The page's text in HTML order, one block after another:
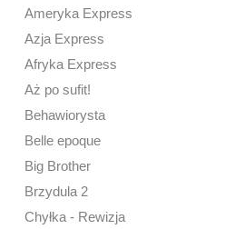
Ameryka Express
Azja Express
Afryka Express
Aż po sufit!
Behawiorysta
Belle epoque
Big Brother
Brzydula 2
Chyłka - Rewizja